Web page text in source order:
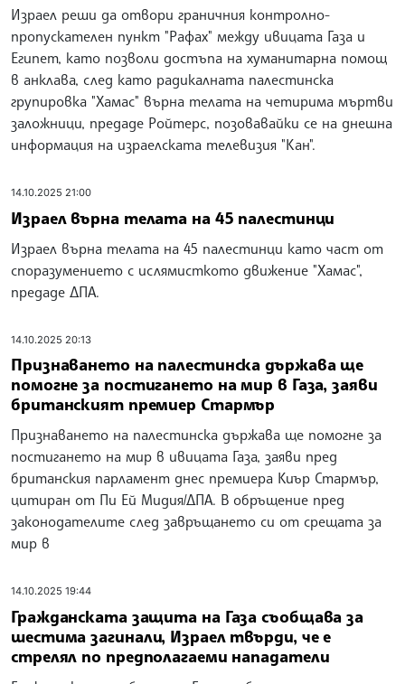
Израел реши да отвори граничния контролно-
пропускателен пункт "Рафах" между ивицата Газа и
Египет, като позволи достъпа на хуманитарна помощ
в анклава, след като радикалната палестинска
групировка "Хамас" върна телата на четирима мъртви
заложници, предаде Ройтерс, позовавайки се на днешна
информация на израелската телевизия "Кан".
14.10.2025 21:00
Израел върна телата на 45 палестинци
Израел върна телата на 45 палестинци като част от
споразумението с ислямисткото движение "Хамас",
предаде ДПА.
14.10.2025 20:13
Признаването на палестинска държава ще
помогне за постигането на мир в Газа, заяви
британският премиер Стармър
Признаването на палестинска държава ще помогне за
постигането на мир в ивицата Газа, заяви пред
британския парламент днес премиера Киър Стармър,
цитиран от Пи Ей Мидия/ДПА. В обръщение пред
законодателите след завръщането си от срещата за
мир в
14.10.2025 19:44
Гражданската защита на Газа съобщава за
шестима загинали, Израел твърди, че е
стрелял по предполагаеми нападатели